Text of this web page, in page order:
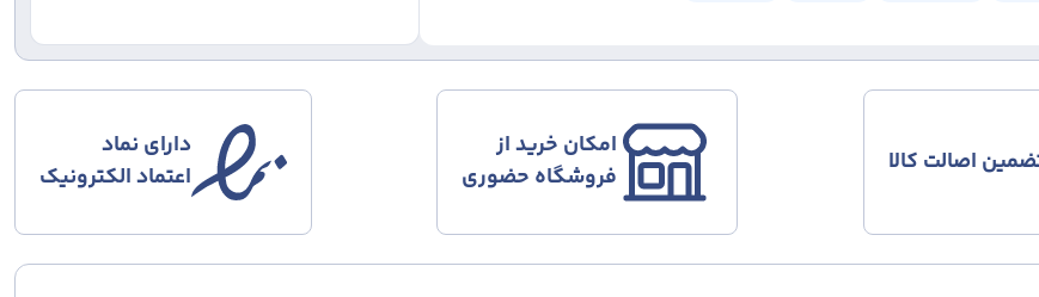
اصالت کالا
امکان خرید از
فروشگاه حضوری
دارای نماد
اعتماد الکترونیک